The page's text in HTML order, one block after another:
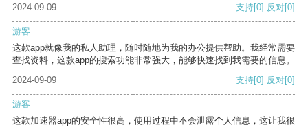
2024-09-09
支持[0] 反对[0]
游客
这款app就像我的私人助理，随时随地为我的办公提供帮助。我经常需要
查找资料，这款app的搜索功能非常强大，能够快速找到我需要的信息。
2024-09-09
支持[0] 反对[0]
游客
这款加速器app的安全性很高，使用过程中不会泄露个人信息，这让我很